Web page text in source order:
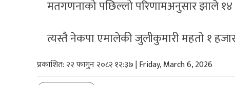
मतगणनाको पछिल्लो परिणामअनुसार झाले १४
त्यस्तै नेकपा एमालेकी जुलीकुमारी महतो १
प्रकाशित: २२ फागुन २०८२ १२:३७ | Friday, March 6, 2026